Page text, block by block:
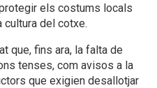
els costums locals
del cotxe.
que, fins ara, la falta de
tenses, com avisos a la
que exigien desallotjar